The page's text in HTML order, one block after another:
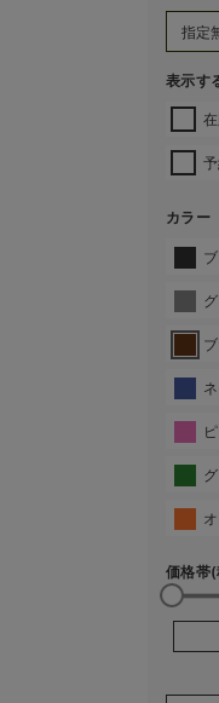
表示す
カラー
価格帯